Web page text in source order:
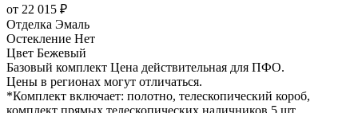
от 22 015 ₽
Отделка Эмаль
Остекление Нет
Цвет Бежевый
Базовый комплект Цена действительная для ПФО.
Цены в регионах могут отличаться.
*Комплект включает: полотно, телескопический короб,
комплект прямых телескопических наличников 5 шт.